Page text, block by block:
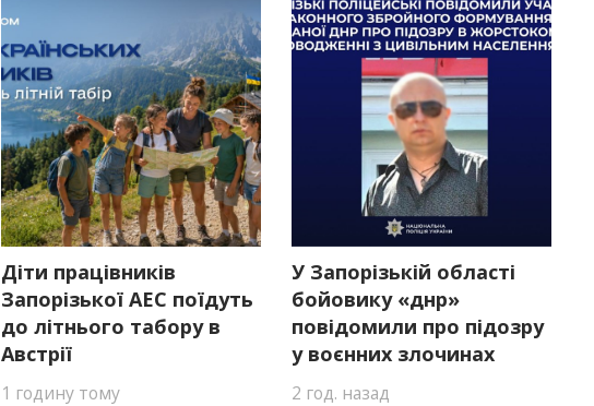
Діти працівників
Запорізької АЕС поїдуть
до літнього табору в
Австрії
1 годину тому
У Запорізькій області
бойовику «днр»
повідомили про підозру
у воєнних злочинах
2 год. назад